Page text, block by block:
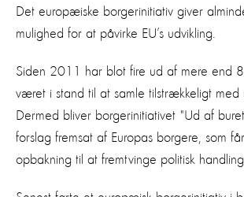
Det europæiske borgerinitiativ giver
mulighed for at påvirke EU’s udvikling.
Siden 2011 har blot fire ud af mere end
været i stand til at samle tilstrækkeligt med
Dermed bliver borgerinitiativet "Ud af
forslag fremsat af Europas borgere, som
opbakning til at fremtvinge politisk handling.